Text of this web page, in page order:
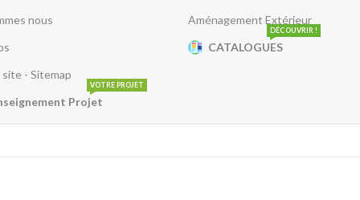
nous
site - Sitemap
Projet
VOTRE PROJET
Aménagement Extérieur
CATALOGUES
DÉCOUVRIR !